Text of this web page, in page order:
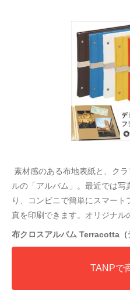
素材感のある布地表紙と、ク
ルの「アルバム」。最近では
り、コンビニで簡単にスマー
真を印刷できます。オリジナル
布クロスアルバム Terracotta（
TANPで